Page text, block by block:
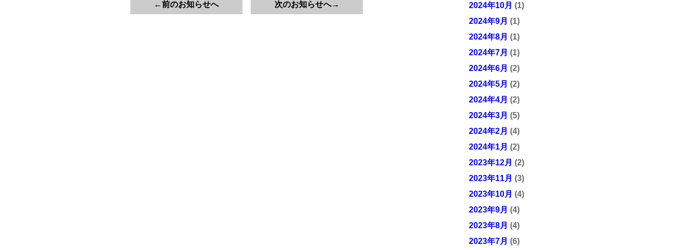
←前のお知らせへ 次のお知らせへ→
2024年10月 (1)
2024年9月 (1)
2024年8月 (1)
2024年7月 (1)
2024年6月 (2)
2024年5月 (2)
2024年4月 (2)
2024年3月 (5)
2024年2月 (4)
2024年1月 (2)
2023年12月 (2)
2023年11月 (3)
2023年10月 (4)
2023年9月 (4)
2023年8月 (4)
2023年7月 (6)